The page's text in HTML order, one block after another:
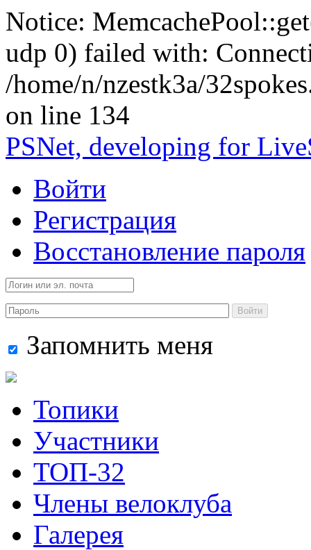
Notice:
udp 0) failed with:
/home/n/nzestk3a/
on line 134
PSNet, developing for
Войти
Регистрация
Восстановление пароля
Войти
Запомнить меня
Топики
Участники
ТОП-32
Члены велоклуба
Галерея